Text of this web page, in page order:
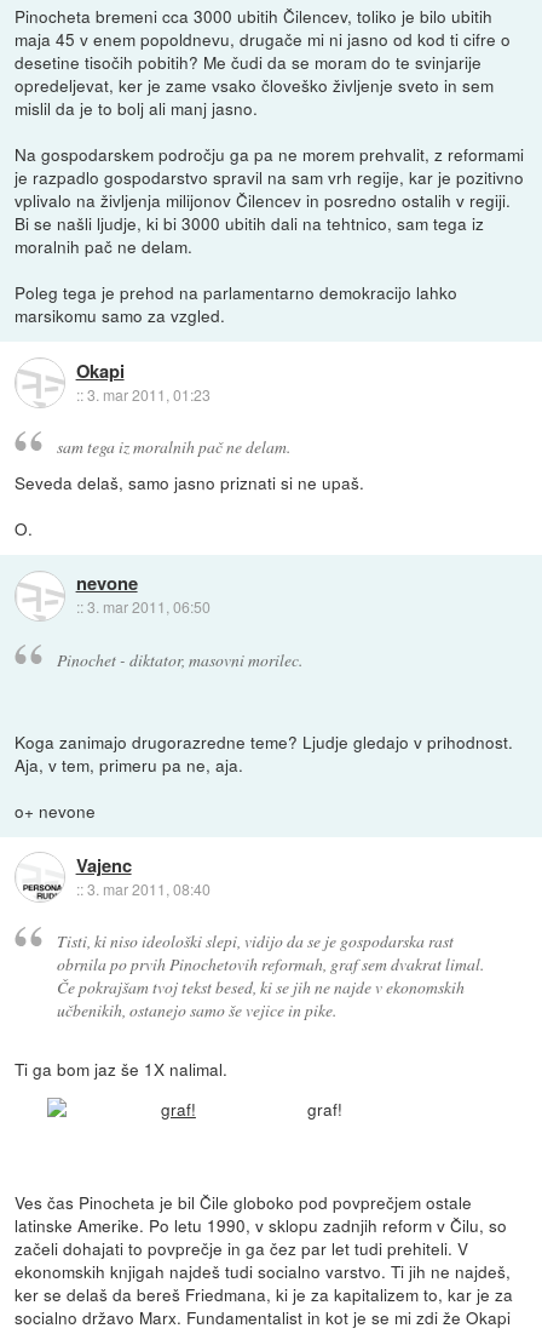
Pinocheta bremeni cca 3000 ubitih Čilencev, toliko je bilo ubitih
maja 45 v enem popoldnevu, drugače mi ni jasno od kod ti cifre o
desetine tisočih pobitih? Me čudi da se moram do te svinjarije
opredeljevat, ker je zame vsako človeško življenje sveto in sem
mislil da je to bolj ali manj jasno.
Na gospodarskem področju ga pa ne morem prehvalit, z reformami
je razpadlo gospodarstvo spravil na sam vrh regije, kar je pozitivno
vplivalo na življenja milijonov Čilencev in posredno ostalih v regiji.
Bi se našli ljudje, ki bi 3000 ubitih dali na tehtnico, sam tega iz
moralnih pač ne delam.
Poleg tega je prehod na parlamentarno demokracijo lahko
marsikomu samo za vzgled.
Okapi
::3. mar 2011, 01:23
sam tega iz moralnih pač ne delam.
Seveda delaš, samo jasno priznati si ne upaš.
O.
nevone
::3. mar 2011, 06:50
Pinochet - diktator, masovni morilec.
Koga zanimajo drugorazredne teme? Ljudje gledajo v prihodnost.
Aja, v tem, primeru pa ne, aja.
o+ nevone
Vajenc
::3. mar 2011, 08:40
Tisti, ki niso ideološki slepi, vidijo da se je gospodarska rast
obrnila po prvih Pinochetovih reformah, graf sem dvakrat limal.
Če pokrajšam tvoj tekst besed, ki se jih ne najde v ekonomskih
učbenikih, ostanejo samo še vejice in pike.
Ti ga bom jaz še 1X nalimal.
graf!
Ves čas Pinocheta je bil Čile globoko pod povprečjem ostale
latinske Amerike. Po letu 1990, v sklopu zadnjih reform v Čilu, so
začeli dohajati to povprečje in ga čez par let tudi prehiteli. V
ekonomskih knjigah najdeš tudi socialno varstvo. Ti jih ne najdeš,
ker se delaš da bereš Friedmana, ki je za kapitalizem to, kar je za
socialno državo Marx. Fundamentalist in kot je se mi zdi že Okapi